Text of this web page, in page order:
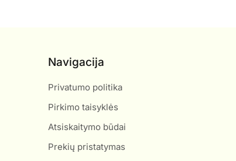
Navigacija
Privatumo politika
Pirkimo taisyklės
Atsiskaitymo būdai
Prekių pristatymas